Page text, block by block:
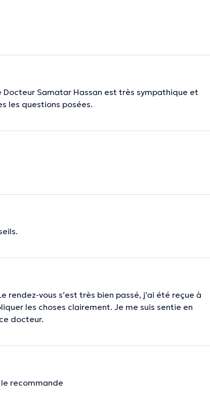
Samatar Hassan est très sympathique et
les questions posées.
vous s’est très bien passé, j’ai été reçue à
les choses clairement. Je me suis sentie en
docteur.
recommande